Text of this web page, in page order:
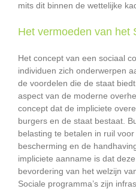
mits dit binnen de wettelijke
Het vermoeden van het
Het concept van een sociaal
individuen zich onderwerpen
de voordelen die de staat
aspect van de moderne
concept dat de impliciete
burgers en de staat bestaat.
belasting te betalen in ruil voor
bescherming en de
impliciete aanname is dat
bevordering van het welzijn
Sociale programma’s zijn